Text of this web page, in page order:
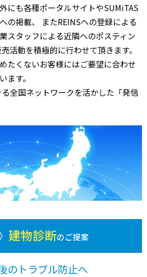
にも各種ポータルサイトやSUMiTAS
の掲載、 またREINSへの登録による
スタッフによる近隣へのポスティン
活動を積極的に行わせて頂きます。
たくないお客様にはご要望に合わせ
ます。
全国ネットワークを活かした「発信
建物診断のご提案
のトラブル防止へ